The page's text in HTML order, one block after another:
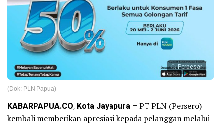
Perbesar
(Dok: PLN Papua)
KABARPAPUA.CO, Kota Jayapura – PT PLN (Persero)
kembali memberikan apresiasi kepada pelanggan melalui